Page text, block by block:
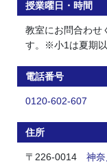
授業曜日・時間
教室にお問合わ
す。※小1は夏期以
電話番号
0120-602-607
住所
〒226-0014 神